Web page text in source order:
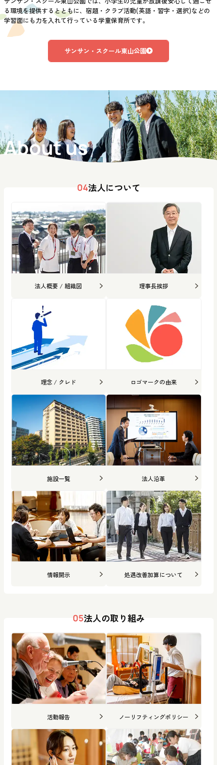
る環境を提供するとともに、宿題・クラブ活動(英語・習字・選択)などの
学習面にも力を入れて行っている学童保育所です。
サンサン・スクール東山公園
About us
04法人について
法人概要 / 組織図 理事長挨拶
理念 / クレド ロゴマークの由来
施設一覧 法人沿革
情報開示 処遇改善加算について
05法人の取り組み
活動報告 ノーリフティングポリシー